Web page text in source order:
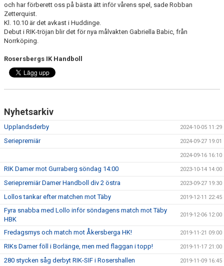
och har förberett oss på bästa ätt inför vårens spel, sade Robban
Zetterquist.
Kl. 10.10 är det avkast i Huddinge.
Debut i RIK-tröjan blir det för nya målvakten Gabriella Babic, från
Norrköping.
Rosersbergs IK Handboll
Nyhetsarkiv
Upplandsderby 2024-10-05 11:29
Seriepremiär 2024-09-27 19:01
2024-09-16 16:10
RIK Damer mot Gurraberg söndag 14:00 2023-10-14 14:00
Seriepremiär Damer Handboll div 2 östra 2023-09-27 19:30
Lollos tankar efter matchen mot Täby 2019-12-11 22:45
Fyra snabba med Lollo inför söndagens match mot Täby
HBK
2019-12-06 12:00
Fredagsmys och match mot Åkersberga HK! 2019-11-21 09:00
RIKs Damer föll i Borlänge, men med flaggan i topp! 2019-11-17 21:00
280 stycken såg derbyt RIK-SIF i Rosershallen 2019-11-09 16:45